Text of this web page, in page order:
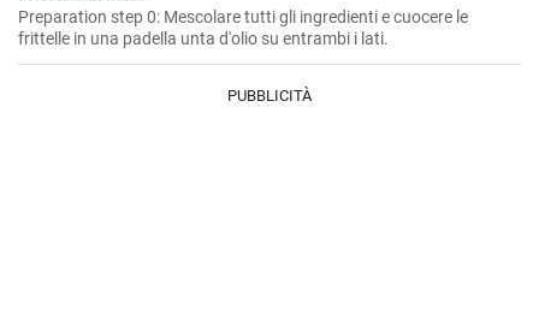
Preparation step 0: Mescolare tutti gli ingredienti e cuocere le
frittelle in una padella unta d'olio su entrambi i lati.
PUBBLICITÀ